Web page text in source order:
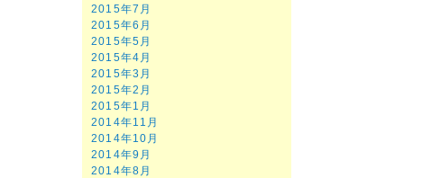
2015年7月
2015年6月
2015年5月
2015年4月
2015年3月
2015年2月
2015年1月
2014年11月
2014年10月
2014年9月
2014年8月